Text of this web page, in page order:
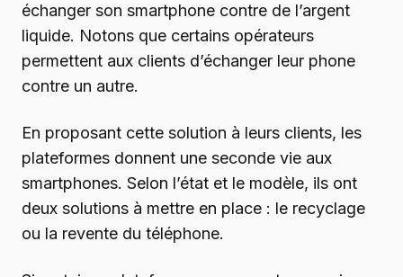
échanger son smartphone contre de l’argent
liquide. Notons que certains opérateurs
permettent aux clients d’échanger leur phone
contre un autre.
En proposant cette solution à leurs clients, les
plateformes donnent une seconde vie aux
smartphones. Selon l’état et le modèle, ils ont
deux solutions à mettre en place : le recyclage
ou la revente du téléphone.